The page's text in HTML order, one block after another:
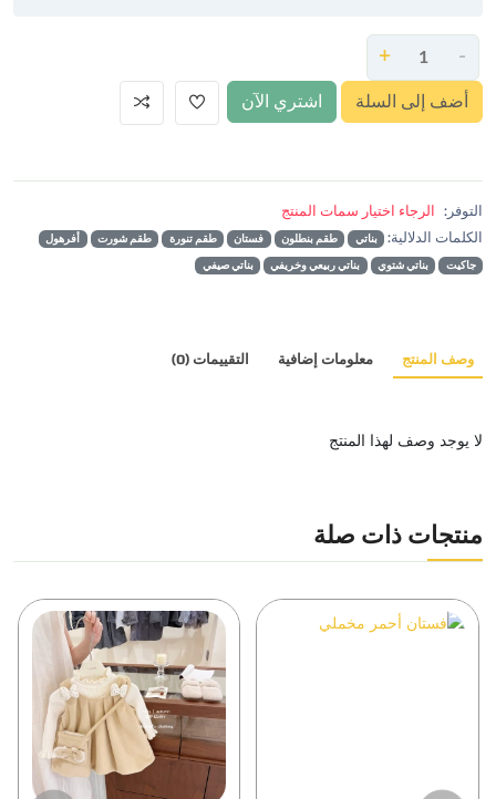
-
+
أضف إلى السلة اشتري الآن
التوفر: الرجاء اختيار سمات المنتج
الكلمات الدلالية:
بناتي طقم بنطلون فستان طقم تنورة طقم شورت أفرهول
جاكيت بناتي شتوي بناتي ربيعي وخريفي بناتي صيفي
وصف المنتج معلومات إضافية التقييمات (0)
لا يوجد وصف لهذا المنتج
منتجات ذات صلة